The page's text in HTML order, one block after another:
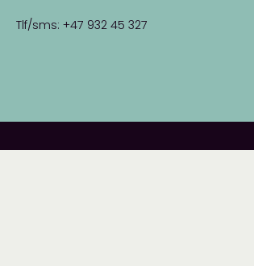
Tlf/sms: +47 932 45 327